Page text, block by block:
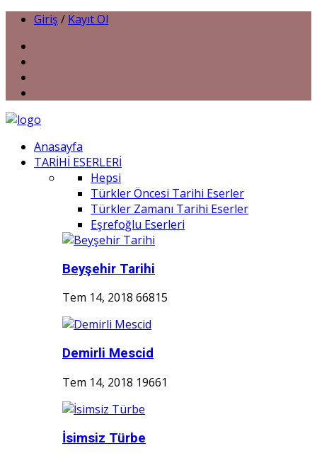
Giriş / Kayıt Ol
Anasayfa
TARİHİ ESERLERİ
Hepsi
Türkler Öncesi Tarihi Eserler
Türkler Zamanı Tarihi Eserler
Eşrefoğlu Eserleri
Beyşehir Tarihi
Tem 14, 2018 66815
Demirli Mescid
Tem 14, 2018 19661
İsimsiz Türbe